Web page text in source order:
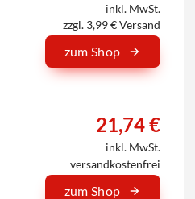
inkl. MwSt.
zzgl. 3,99 € Versand
zum Shop
21,74 €
inkl. MwSt.
versandkostenfrei
zum Shop